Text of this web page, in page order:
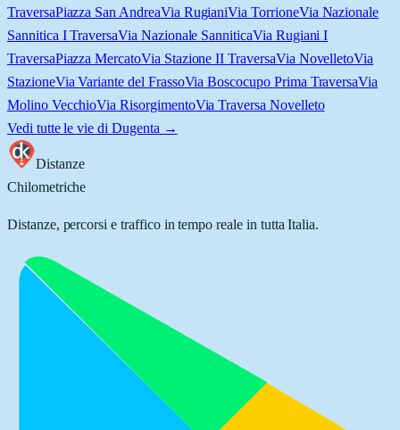
TraversaPiazza San AndreaVia RugianiVia TorrioneVia Nazionale
Sannitica I TraversaVia Nazionale SanniticaVia Rugiani I
TraversaPiazza MercatoVia Stazione II TraversaVia NovelletoVia
StazioneVia Variante del FrassoVia Boscocupo Prima TraversaVia
Molino VecchioVia RisorgimentoVia Traversa Novelleto
Vedi tutte le vie di Dugenta →
Distanze
Chilometriche
Distanze, percorsi e traffico in tempo reale in tutta Italia.